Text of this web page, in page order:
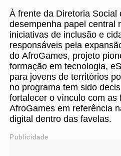
À frente da Diretoria Social
desempenha papel central
iniciativas de inclusão e
responsáveis pela
do AfroGames, projeto
formação em tecnologia,
para jovens de territórios
no programa tem sido
fortalecer o vínculo com as
AfroGames em referência
digital dentro das favelas.
Publicidade